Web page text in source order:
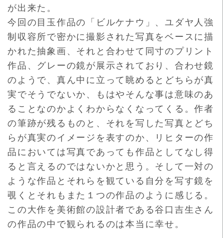
が出来た。
今回の目玉作品の「ビルケナウ」、ユダヤ人強
制収容所で密かに撮影された写真をベースに描
かれた抽象画、 それと合わせて同寸のプリント
作品、グレーの鏡が展示されており 、合わせ鏡
のようで、真ん中に立って眺めるとどちらが真
実でそう でないか、もはやそんな事は意味のあ
ることなのかよくわからなく なってくる。作者
の筆跡が残るものと、それを写した写真とどち
らが真実のイメージを表すのか、リヒターの作
品においては写真であっ ても作品としてなし得
ると言えるのではないかと思う。そして一対の
ような作品とそれらを観ている自分を写す鏡を
覗くとそれもまた １つの作品のように感じる。
この大作を美術館の設計者である谷口吉生さん
の作品の中で観 られるのは本当に幸せ。